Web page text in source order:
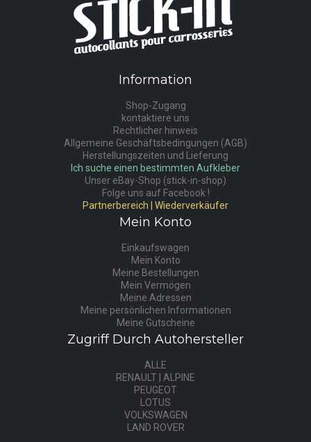
Information
Shop-Zugang
kontaktiere uns
Rechtlicher hinweis
Allgemeine Geschäftsbedingungen (AGB)
Herstellungszeiten und Lieferung
Ich suche einen bestimmten Aufkleber
Unser eBay-Shop (stick-in-shop)
Folge uns auf Facebook !
Partnerbereich | Wiederverkäufer
Mein Konto
Einkaufswagen
Mein Konto
Meine Bestellungen
Mein Vermögen
Meine Adressen
Meine persönlichen Informationen
Meine Gutscheine
Zugriff Durch Autohersteller
ALLE
RENAULT | ALPINE
PEUGEOT
LOTUS
VOLKSWAGEN
LAND ROVER